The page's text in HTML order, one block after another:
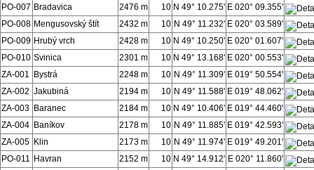
PO-007 Bradavica 2476 m 10 N 49° 10.275' E 020° 09.355'
PO-008 Mengusovský štít 2432 m 10 N 49° 11.232' E 020° 03.589'
PO-009 Hrubý vrch 2428 m 10 N 49° 10.250' E 020° 01.607'
PO-010 Svinica 2301 m 10 N 49° 13.168' E 020° 00.553'
ZA-001
Bystrá 2248 m 10 N 49° 11.309' E 019° 50.554'
ZA-002 Jakubiná 2194 m 10 N 49° 11.588' E 019° 48.062'
ZA-003 Baranec 2184 m 10 N 49° 10.406' E 019° 44.460'
ZA-004 Baníkov 2178 m 10 N 49° 11.885' E 019° 42.593'
ZA-005 Klin 2173 m 10 N 49° 11.974' E 019° 49.201'
PO-011 Havran 2152 m 10 N 49° 14.912' E 020° 11.860'